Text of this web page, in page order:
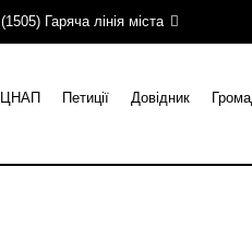
(1505) Гаряча лінія міста
ЦНАП Петиції Довідник